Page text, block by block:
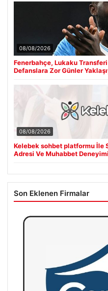
08/08/2026
Fenerbahçe, Lukaku
Defanslara Zor Günler
08/08/2026
Kelebek sohbet platformu İle
Adresi Ve Muhabbet Deneyimi
Son Eklenen Firmalar